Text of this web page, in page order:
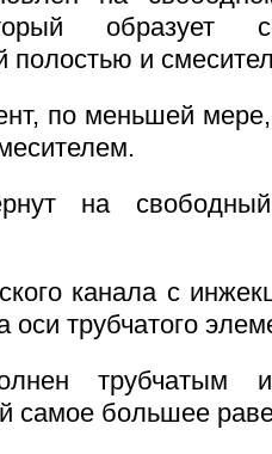
образует
полостью и
по меньшей
на
канала с
оси трубчатого
трубчатым
самое большее